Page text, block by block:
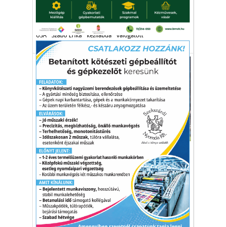
mérkőzésen 112 gólt szerzett a magyar
válogatottban.
USA Szabó Erika kézilabda válogatott
Sport
„Le a kalappal a magyarok
előtt"
A román sportsajtó szerint a magyar
válogatott okozta az Eb egyik legnagyobb
meglepetését.